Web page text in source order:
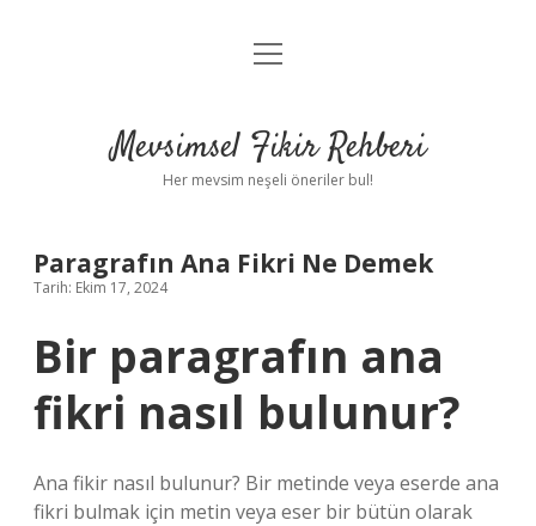
Anasayfa
Yasal Uyarı
menüyü
Mevsimsel Fikir Rehberi
Her mevsim neşeli öneriler bul!
Paragrafın Ana Fikri Ne Demek
Tarih: Ekim 17, 2024
Bir paragrafın ana
fikri nasıl bulunur?
Ana fikir nasıl bulunur? Bir metinde veya eserde ana
fikri bulmak için metin veya eser bir bütün olarak